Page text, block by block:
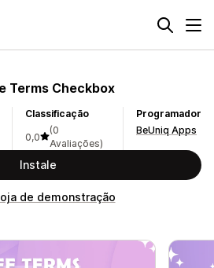
Terms Checkbox
Classificação
0,0
(0
Avaliações)
Programador
BeUniq Apps
Instale
de demonstração